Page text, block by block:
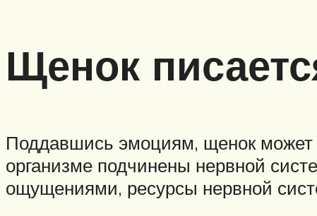
Щенок
Поддавшись эмоциям, щенок может
организме подчинены нервной
ощущениями, ресурсы нервной